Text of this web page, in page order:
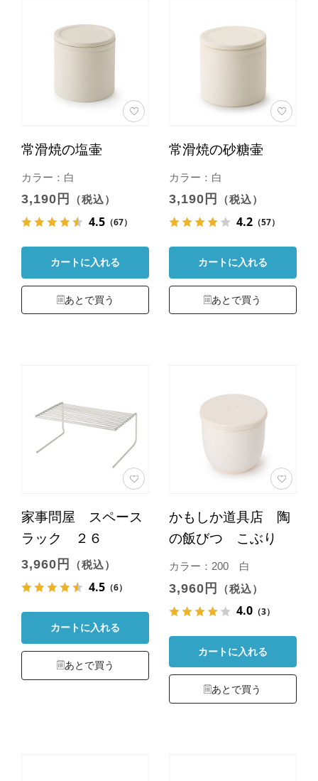
常滑焼の塩壷
カラー：白
3,190円 （税込）
4.5（67）
カートに入れる
あとで買う
常滑焼の砂糖壷
カラー：白
3,190円 （税込）
4.2（57）
カートに入れる
あとで買う
家事問屋 スペース
ラック ２６
3,960円 （税込）
4.5（6）
カートに入れる
あとで買う
かもしか道具店 陶
の飯びつ こぶり
カラー：200 白
3,960円 （税込）
4.0（3）
カートに入れる
あとで買う